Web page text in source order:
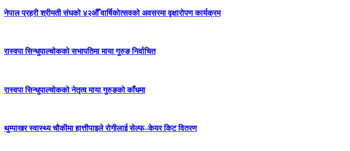
नेपाल प्रहरी श्रीमती संघको ४२औँ वार्षिकोत्सवको अवसरमा वृक्षारोपण कार्यक्रम
रास्वपा सिन्धुपाल्चोकको सभापतिमा माया गुरुङ निर्वाचित
रास्वपा सिन्धुपाल्चोकको नेतृत्व माया गुरुङको काँधमा
थुम्पाखर स्वास्थ्य चौकीमा हात्तीपाइले रोगीलाई सेल्फ–केयर किट वितरण